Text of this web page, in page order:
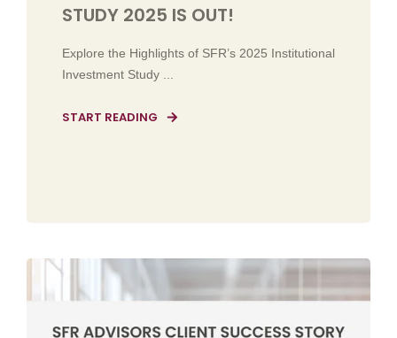
STUDY 2025 IS OUT!
Explore the Highlights of SFR’s 2025 Institutional
Investment Study ...
START READING